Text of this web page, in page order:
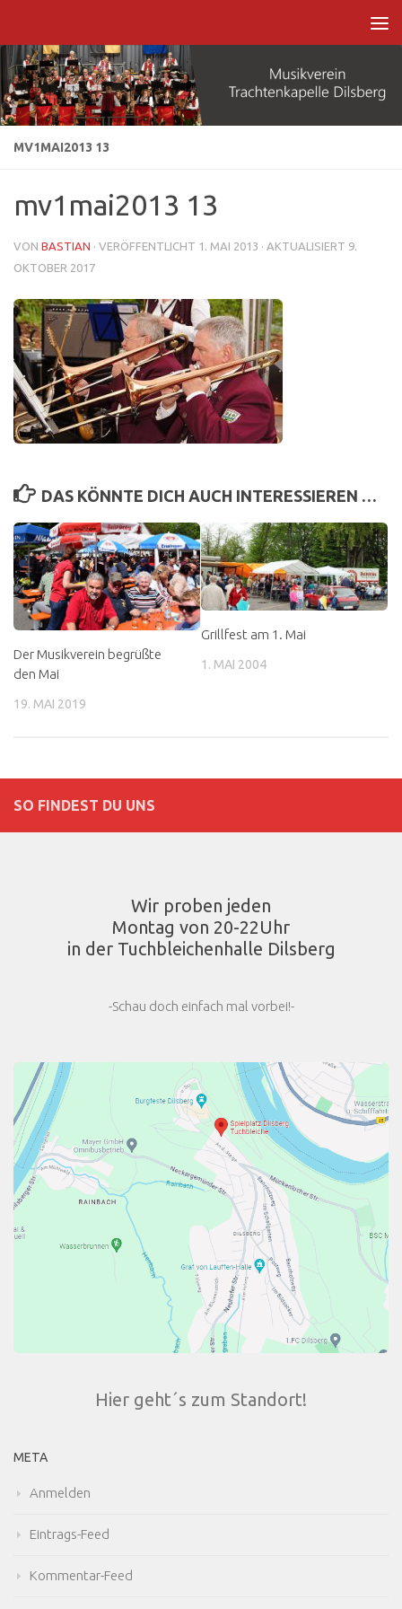
MV1MAI2013 13
mv1mai2013 13
VON BASTIAN · VERÖFFENTLICHT 1. MAI 2013 · AKTUALISIERT 9.
OKTOBER 2017
DAS KÖNNTE DICH AUCH INTERESSIEREN …
Der Musikverein begrüßte
den Mai
19. MAI 2019
Grillfest am 1. Mai
1. MAI 2004
SO FINDEST DU UNS
Wir proben jeden
Montag von 20-22Uhr
in der Tuchbleichenhalle Dilsberg
-Schau doch einfach mal vorbei!-
Hier geht´s zum Standort!
META
Anmelden
Eintrags-Feed
Kommentar-Feed